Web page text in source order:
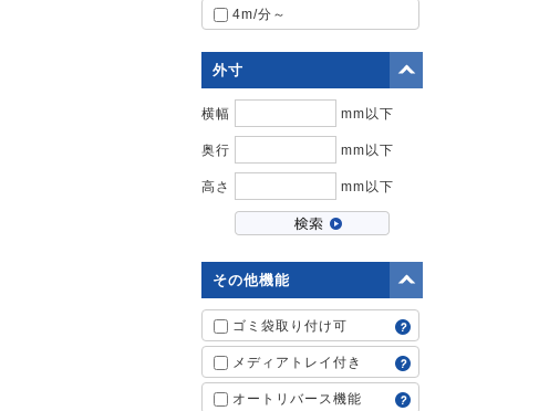
4m/分～
外寸
横幅 mm以下
奥行 mm以下
高さ mm以下
その他機能
ゴミ袋取り付け可
メディアトレイ付き
オートリバース機能